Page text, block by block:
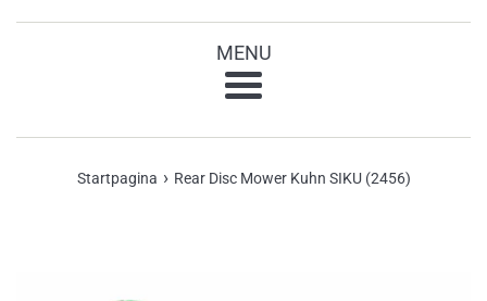
MENU
Startpagina › Rear Disc Mower Kuhn SIKU (2456)